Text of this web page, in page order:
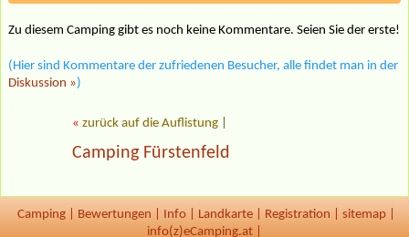
Zu diesem Camping gibt es noch keine Kommentare. Seien Sie der erste!
(Hier sind Kommentare der zufriedenen Besucher, alle findet man in der
Diskussion »)
« zurück auf die Auflistung
Camping Fürstenfeld
Camping Bewertungen Info Landkarte Registration sitemap
info(z)eCamping.at |